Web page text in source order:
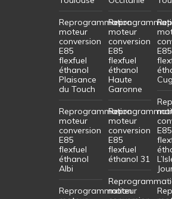
Reprogrammation
moteur
conversion
E85
flexfuel
éthanol
Plaisance
du Touch
Reprogrammation
moteur
conversion
E85
flexfuel
éthanol
Albi
Reprogrammation
moteur
conversion
E85
flexfuel
éthanol
Haute
Garonne
moteur
conversion
E85
flexfuel
éthanol 31
moteur
E85
E85